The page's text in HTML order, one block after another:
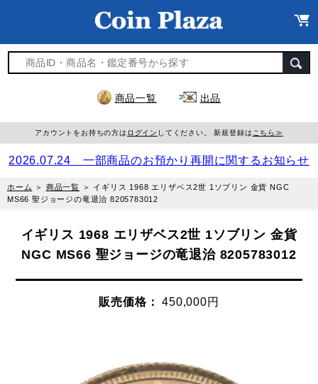
商品一覧 出品
アカウントをお持ちの方は ログイン してください。 新規登録は こちら≫
2026.07.24 一部商品のお預かり再開に関するお知らせ
ホーム ＞ 商品一覧 ＞ イギリス 1968 エリザベス2世 1ソブリン 金貨 NGC
MS66 聖ジョージの竜退治 8205783012
イギリス 1968 エリザベス2世 1ソブリン 金貨
NGC MS66 聖ジョージの竜退治 8205783012
販売価格： 450,000円